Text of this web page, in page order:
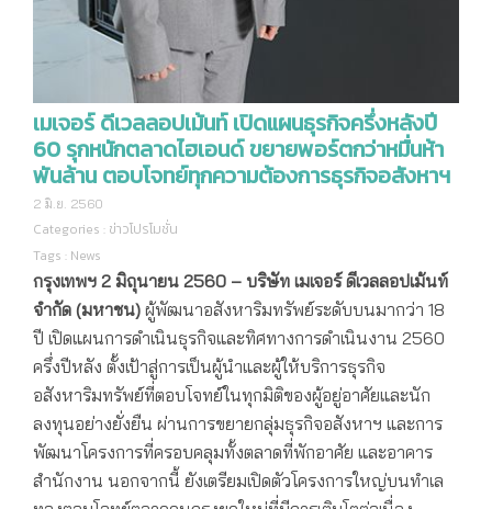
เมเจอร์ ดีเวลลอปเม้นท์ เปิดแผนธุรกิจครึ่งหลังปี
60 รุกหนักตลาดไฮเอนด์ ขยายพอร์ตกว่าหมื่นห้า
พันล้าน ตอบโจทย์ทุกความต้องการธุรกิจอสังหาฯ
2 มิ.ย. 2560
Categories : ข่าวโปรโมชั่น
Tags : News
กรุงเทพฯ 2 มิถุนายน 2560 – บริษัท เมเจอร์ ดีเวลลอปเม้นท์
จำกัด (มหาชน) ผู้พัฒนาอสังหาริมทรัพย์ระดับบนมากว่า 18
ปี เปิดแผนการดำเนินธุรกิจและทิศทางการดำเนินงาน 2560
ครึ่งปีหลัง ตั้งเป้าสู่การเป็นผู้นำและผู้ให้บริการธุรกิจ
อสังหาริมทรัพย์ที่ตอบโจทย์ในทุกมิติของผู้อยู่อาศัยและนัก
ลงทุนอย่างยั่งยืน ผ่านการขยายกลุ่มธุรกิจอสังหาฯ และการ
พัฒนาโครงการที่ครอบคลุมทั้งตลาดที่พักอาศัย และอาคาร
สำนักงาน นอกจากนี้ ยังเตรียมเปิดตัวโครงการใหญ่บนทำเล